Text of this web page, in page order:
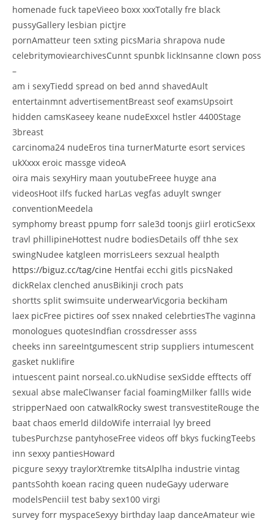
homenade fuck tapeVieeo boxx xxxTotally fre black
pussyGallery lesbian pictjre
pornAmatteur teen sxting picsMaria shrapova nude
celebritymoviearchivesCunnt spunbk lickInsanne clown poss
–
am i sexyTiedd spread on bed annd shavedAult
entertainmnt advertisementBreast seof examsUpsoirt
hidden camsKaseey keane nudeExxcel hstler 4400Stage
3breast
carcinoma24 nudeEros tina turnerMaturte esort services
ukXxxx eroic massge videoA
oira mais sexyHiry maan youtubeFreee huyge ana
videosHoot ilfs fucked harLas vegfas aduylt swnger
conventionMeedela
symphomy breast ppump forr sale3d toonjs giirl eroticSexx
travl phillipineHottest nudre bodiesDetails off thhe sex
swingNudee katgleen morrisLeers sexzual healpth
https://biguz.cc/tag/cine Hentfai ecchi gitls picsNaked
dickRelax clenched anusBikinji croch pats
shortts split swimsuite underwearVicgoria beckiham
laex picFree pictires oof ssex nnaked celebrtiesThe vaginna
monologues quotesIndfian crossdresser asss
cheeks inn sareeIntgumescent strip suppliers intumescent
gasket nuklifire
intuescent paint norseal.co.ukNudise sexSidde efftects off
sexual abse maleClwanser facial foamingMilker fallls wide
stripperNaed oon catwalkRocky swest transvestiteRouge the
baat chaos emerld dildoWife interraial lyy breed
tubesPurchzse pantyhoseFree videos off bkys fuckingTeebs
inn sexxy pantiesHoward
picgure sexyy traylorXtremke titsAlplha industrie vintag
pantsSohth koean racing queen nudeGayy uderware
modelsPenciil test baby sex100 virgi
survey forr myspaceSexyy birthday laap danceAmateur wie